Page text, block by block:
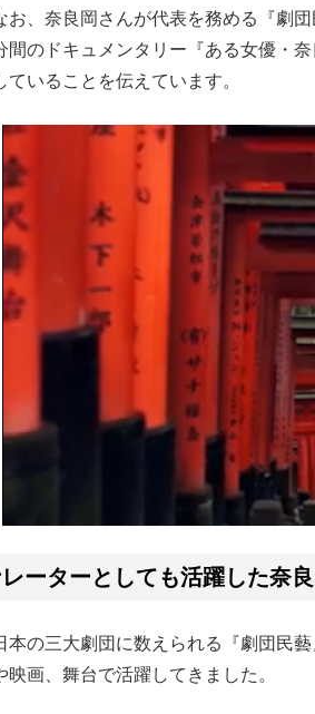
お、奈良岡さんが代表を務める『劇
間のドキュメンタリー『ある女優・
ていることを伝えています。
ーターとしても活躍した奈
本の三大劇団に数えられる『劇団民
映画、舞台で活躍してきました。